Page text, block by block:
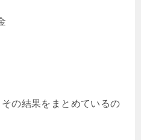
の結果をまとめているの